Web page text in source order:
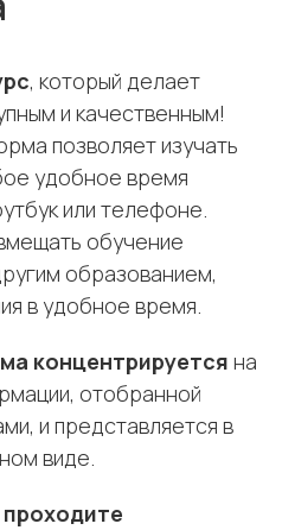
, который делает
и качественным!
позволяет изучать
удобное время
или телефоне.
обучение
образованием,
в удобное время.
концентрируется на
отобранной
и представляется в
виде.